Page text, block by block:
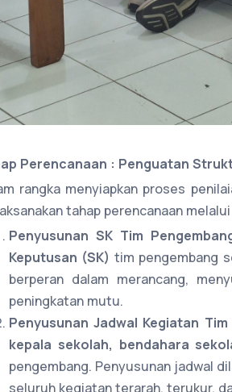
Perencanaan : Penguatan
rangka menyiapkan proses
tahap perencanaan
Penyusunan SK Tim
Keputusan (SK) tim pengembang
berperan dalam merancang,
peningkatan mutu.
Penyusunan Jadwal Kegiatan
kepala sekolah, bendahara
pengembang. Penyusunan jadwal
seluruh kegiatan terarah, terukur,